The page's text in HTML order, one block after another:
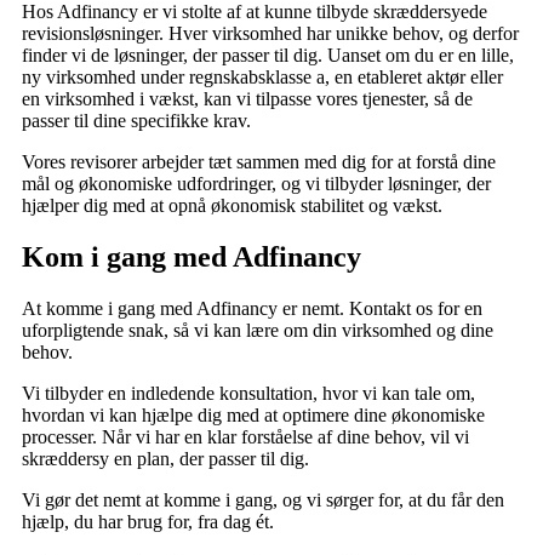
Hos Adfinancy er vi stolte af at kunne tilbyde skræddersyede
revisionsløsninger. Hver virksomhed har unikke behov, og derfor
finder vi de løsninger, der passer til dig. Uanset om du er en lille,
ny virksomhed under regnskabsklasse a, en etableret aktør eller
en virksomhed i vækst, kan vi tilpasse vores tjenester, så de
passer til dine specifikke krav.
Vores revisorer arbejder tæt sammen med dig for at forstå dine
mål og økonomiske udfordringer, og vi tilbyder løsninger, der
hjælper dig med at opnå økonomisk stabilitet og vækst.
Kom i gang med Adfinancy
At komme i gang med Adfinancy er nemt. Kontakt os for en
uforpligtende snak, så vi kan lære om din virksomhed og dine
behov.
Vi tilbyder en indledende konsultation, hvor vi kan tale om,
hvordan vi kan hjælpe dig med at optimere dine økonomiske
processer. Når vi har en klar forståelse af dine behov, vil vi
skræddersy en plan, der passer til dig.
Vi gør det nemt at komme i gang, og vi sørger for, at du får den
hjælp, du har brug for, fra dag ét.